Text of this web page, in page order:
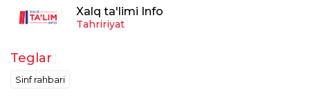
18:51:04 / 02.10.2025
Shu yerda bir tushinmovchilik borda, agar
o‘rta maxsus maʼlumotli bo‘lsachi, unda
Xalq ta'limi Info
Tahririyat
Teglar
Sinf rahbari